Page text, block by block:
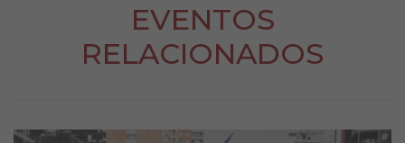
EVENTOS
RELACIONADOS